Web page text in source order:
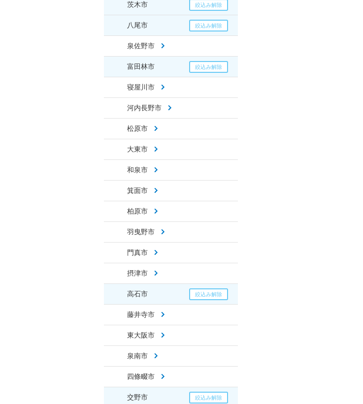
茨木市
八尾市
泉佐野市
富田林市
寝屋川市
河内長野市
松原市
大東市
和泉市
箕面市
柏原市
羽曳野市
門真市
摂津市
高石市
藤井寺市
東大阪市
泉南市
四條畷市
交野市